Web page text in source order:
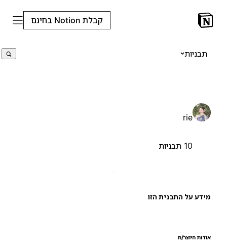
קבלת Notion בחינם
תבניות
rie
על התבנית הזו
היוצר/ת